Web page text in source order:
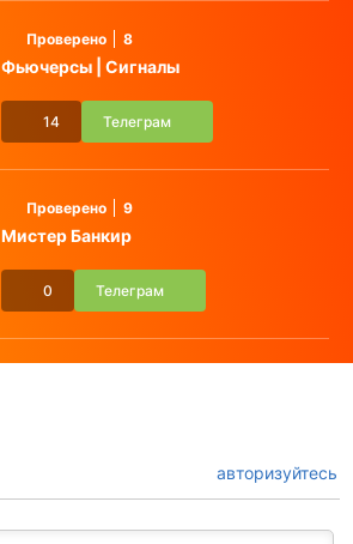
Проверено 8
Фьючерсы | Сигналы
14 Телеграм
Проверено 9
Мистер Банкир
0 Телеграм
авторизуйтесь